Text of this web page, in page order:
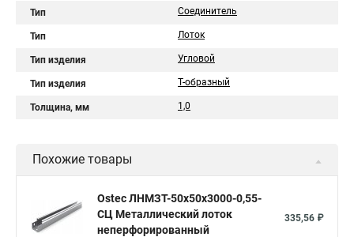
Тип Соединитель
Тип Лоток
Тип изделия Угловой
Тип изделия Т-образный
Толщина, мм 1,0
Похожие товары
Ostec ЛНМЗТ-50х50х3000-0,55-
СЦ Металлический лоток
неперфорированный
335,56 ₽